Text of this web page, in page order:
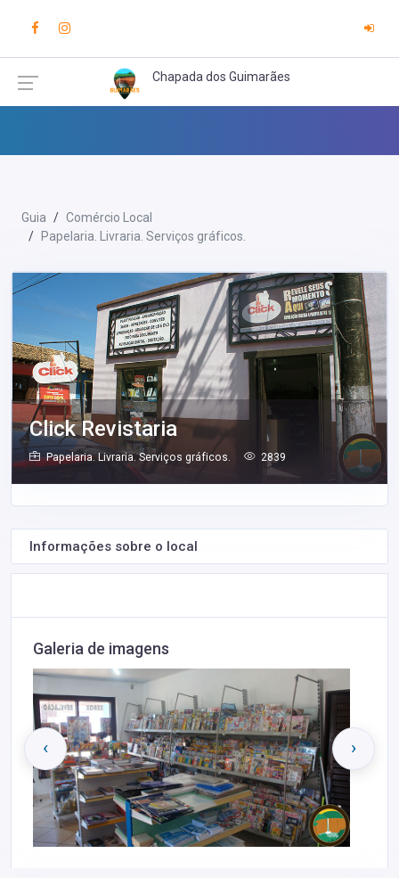
Chapada dos Guimarães
Guia
Comércio Local
Papelaria. Livraria. Serviços gráficos.
Click Revistaria
Papelaria. Livraria. Serviços gráficos. 2839
Informações sobre o local
Galeria de imagens
‹ ›